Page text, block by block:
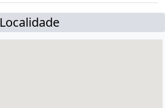
Localidade